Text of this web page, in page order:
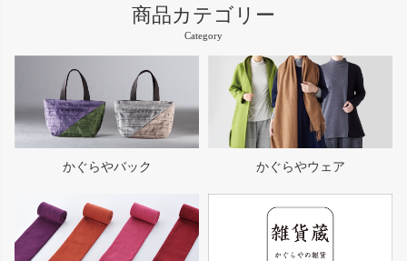
商品カテゴリー
Category
かぐらやバック かぐらやウェア